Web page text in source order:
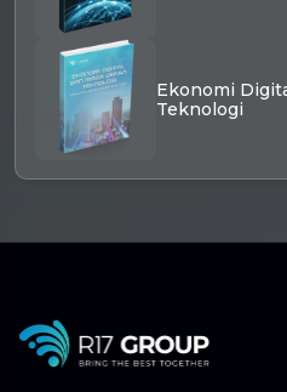
Ekonomi
Teknologi